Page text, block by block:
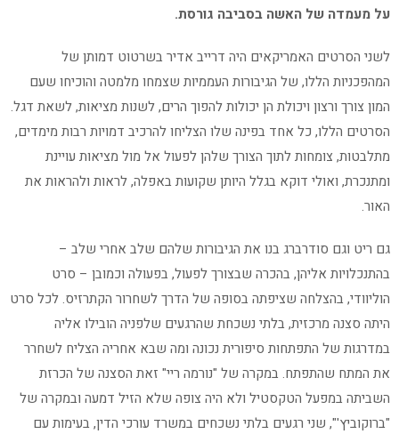
על מעמדה של האשה בסביבה גורסת.
לשני הסרטים האמריקאים היה דרייב אדיר בשרטוט דמותן של
המהפכניות הללו, של הגיבורות העממיות שצמחו מלמטה והוכיחו שעם
המון צורך ורצון ויכולת הן יכולות להפוך הרים, לשנות מציאות, לשאת דגל.
הסרטים הללו, כל אחד בפינה שלו הצליחו להרכיב דמויות רבות מימדים,
מתלבטות, צומחות לתוך הצורך שלהן לפעול אל מול מציאות עויינת
ומתנכרת, ואולי דוקא בגלל היותן שקועות באפלה, לראות ולהראות את
האור.
גם ריט וגם סודרברג בנו את הגיבורות שלהם שלב אחרי שלב –
בהתנכלויות אליהן, בהכרה שבצורך לפעול, בפעולה וכמובן – סרט
הוליוודי, בהצלחה שציפתה בסופה של הדרך לשחרור הקתרזיס. לכל סרט
היתה סצנה מרכזית, בלתי נשכחת שהרגעים שלפניה הובילו אליה
במדרגות של התפתחות סיפורית נכונה ומה שבא אחריה הצליח לשחרר
את המתח שהתפתח. במקרה של "נורמה ריי" זאת הסצנה של הכרזת
השביתה במפעל הטקסטיל ולא היה צופה שלא הזיל דמעה ובמקרה של
"ברוקוביץ'", שני רגעים בלתי נשכחים במשרד עורכי הדין, בעימות עם